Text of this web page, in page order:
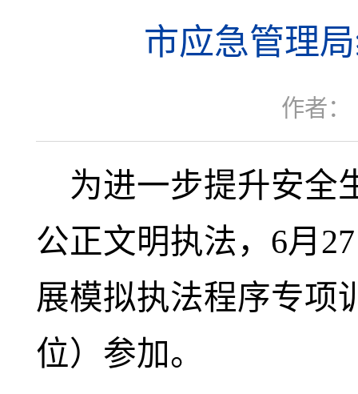
市应急管理
作者：
为进一步提升安全
公正文明执法，6月
展模拟执法程序专项
位）参加。